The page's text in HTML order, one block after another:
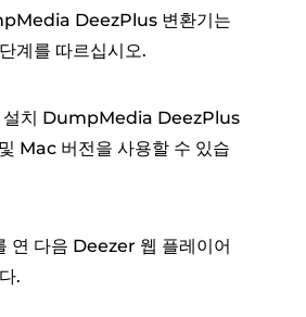
DeezPlus 변환기는
계를 따르십시오.
설치 DumpMedia DeezPlus
Mac 버전을 사용할 수 있습
연 다음 Deezer 웹 플레이어
.